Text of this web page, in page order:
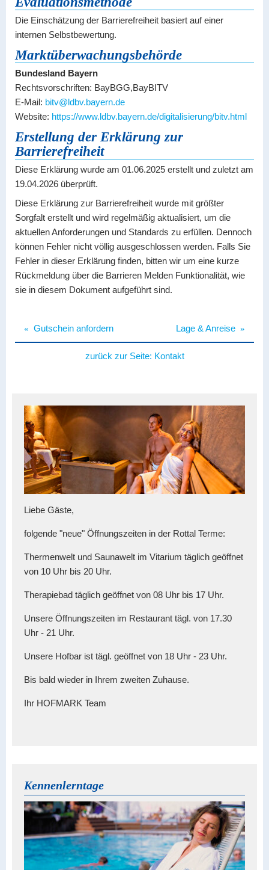
Die Einschätzung der Barrierefreiheit basiert auf einer
internen Selbstbewertung.
Marktüberwachungsbehörde
Bundesland Bayern
Rechtsvorschriften: BayBGG,BayBITV
E-Mail: bitv@ldbv.bayern.de
Website: https://www.ldbv.bayern.de/digitalisierung/bitv.html
Erstellung der Erklärung zur
Barrierefreiheit
Diese Erklärung wurde am 01.06.2025 erstellt und zuletzt am
19.04.2026 überprüft.
Diese Erklärung zur Barrierefreiheit wurde mit größter
Sorgfalt erstellt und wird regelmäßig aktualisiert, um die
aktuellen Anforderungen und Standards zu erfüllen. Dennoch
können Fehler nicht völlig ausgeschlossen werden. Falls Sie
Fehler in dieser Erklärung finden, bitten wir um eine kurze
Rückmeldung über die Barrieren Melden Funktionalität, wie
sie in diesem Dokument aufgeführt sind.
« Gutschein anfordern Lage & Anreise »
zurück zur Seite: Kontakt
Liebe Gäste,
folgende "neue" Öffnungszeiten in der Rottal Terme:
Thermenwelt und Saunawelt im Vitarium täglich geöffnet
von 10 Uhr bis 20 Uhr.
Therapiebad täglich geöffnet von 08 Uhr bis 17 Uhr.
Unsere Öffnungszeiten im Restaurant tägl. von 17.30
Uhr - 21 Uhr.
Unsere Hofbar ist tägl. geöffnet von 18 Uhr - 23 Uhr.
Bis bald wieder in Ihrem zweiten Zuhause.
Ihr HOFMARK Team
Kennenlerntage